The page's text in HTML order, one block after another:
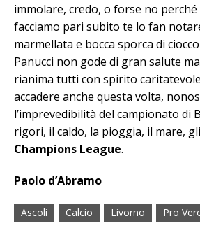
immolare, credo, o forse no
facciamo pari subito te lo fan
marmellata e bocca sporca di
Panucci non gode di gran salute
rianima tutti con spirito
accadere anche questa volta,
l’imprevedibilità del campionato di
rigori, il caldo, la pioggia, il mare,
Champions League.
Paolo d’Abramo
Ascoli Calcio Livorno Pro